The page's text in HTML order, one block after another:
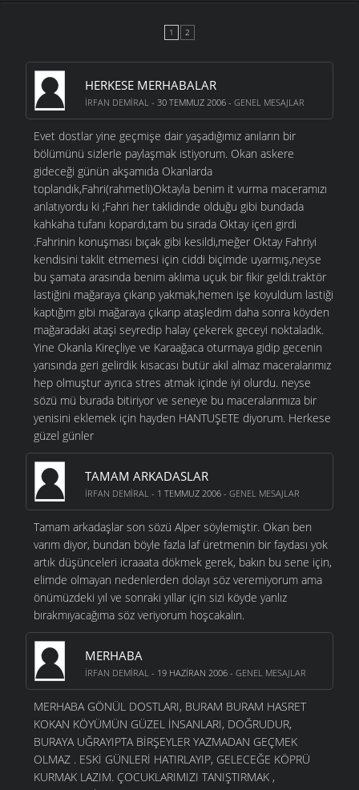
1 2
HERKESE MERHABALAR
İRFAN DEMIRAL - 30 TEMMUZ 2006 - GENEL MESAJLAR
Evet dostlar yine geçmişe dair yaşadığımız anıların bir
bölümünü sizlerle paylaşmak istiyorum. Okan askere
gideceği günün akşamıda Okanlarda
toplandık,Fahri(rahmetli)Oktayla benim it vurma maceramızı
anlatıyordu ki ;Fahri her taklidinde olduğu gibi bundada
kahkaha tufanı kopardı,tam bu sırada Oktay içeri girdi
.Fahrinin konuşması bıçak gibi kesildi,meğer Oktay Fahriyi
kendisini taklit etmemesi için ciddi biçimde uyarmış,neyse
bu şamata arasında benim aklıma uçuk bir fikir geldi.traktör
lastiğini mağaraya çıkarıp yakmak,hemen işe koyuldum lastiği
kaptığım gibi mağaraya çıkarıp ataşledim daha sonra köyden
mağaradaki ataşi seyredip halay çekerek geceyi noktaladık.
Yine Okanla Kireçliye ve Karaağaca oturmaya gidip gecenin
yarısında geri gelirdik kısacası butür akıl almaz maceralarımız
hep olmuştur ayrıca stres atmak içinde iyi olurdu. neyse
sözü mü burada bitiriyor ve seneye bu maceralarımıza bir
yenisini eklemek için hayden HANTUŞETE diyorum. Herkese
güzel günler
TAMAM ARKADASLAR
İRFAN DEMIRAL - 1 TEMMUZ 2006 - GENEL MESAJLAR
Tamam arkadaşlar son sözü Alper söylemiştir. Okan ben
varım diyor, bundan böyle fazla laf üretmenin bir faydası yok
artık düşünceleri icraaata dökmek gerek, bakın bu sene için,
elimde olmayan nedenlerden dolayı söz veremiyorum ama
önümüzdeki yıl ve sonraki yıllar için sizi köyde yanlız
bırakmıyacağıma söz veriyorum hoşcakalın.
MERHABA
İRFAN DEMIRAL - 19 HAZIRAN 2006 - GENEL MESAJLAR
MERHABA GÖNÜL DOSTLARI, BURAM BURAM HASRET
KOKAN KÖYÜMÜN GÜZEL İNSANLARI, DOĞRUDUR,
BURAYA UĞRAYIPTA BİRŞEYLER YAZMADAN GEÇMEK
OLMAZ . ESKİ GÜNLERİ HATIRLAYIP, GELECEĞE KÖPRÜ
KURMAK LAZIM. ÇOCUKLARIMIZI TANIŞTIRMAK ,